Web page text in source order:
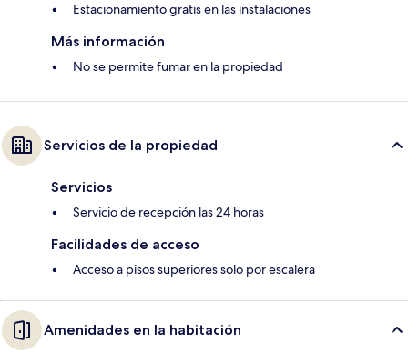
Estacionamiento gratis en las instalaciones
Más información
No se permite fumar en la propiedad
Servicios de la propiedad
Servicios
Servicio de recepción las 24 horas
Facilidades de acceso
Acceso a pisos superiores solo por escalera
Amenidades en la habitación